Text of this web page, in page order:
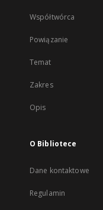
Współtwórca
Powiązanie
Temat
Zakres
Opis
O Bibliotece
Dane kontaktowe
Regulamin